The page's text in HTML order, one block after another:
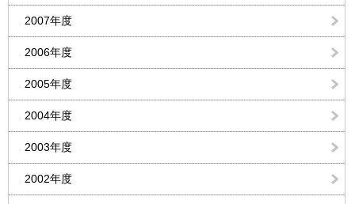
2007年度
2006年度
2005年度
2004年度
2003年度
2002年度